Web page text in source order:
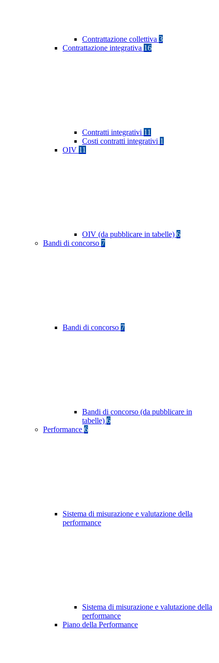
Contrattazione collettiva 3
Contrattazione integrativa 16
Contratti integrativi 11
Costi contratti integrativi 1
OIV 11
OIV (da pubblicare in tabelle) 6
Bandi di concorso 7
Bandi di concorso 7
Bandi di concorso (da pubblicare in
tabelle) 6
Performance 6
Sistema di misurazione e valutazione della
performance
Sistema di misurazione e valutazione della
performance
Piano della Performance